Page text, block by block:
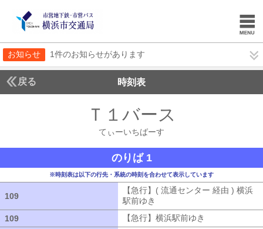
お知らせ 1件のお知らせがあります
戻る 時刻表
Ｔ１バース
てぃーいちばーす
のりば 1
※時刻表は以下の行先・系統の時刻を合わせて表示しています
109
【急行】( 流通センター 経由 ) 横浜
駅前ゆき
109
【急行】横浜駅前ゆき